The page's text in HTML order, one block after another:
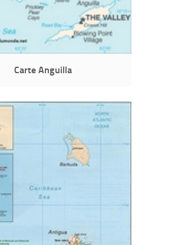
Carte Anguilla